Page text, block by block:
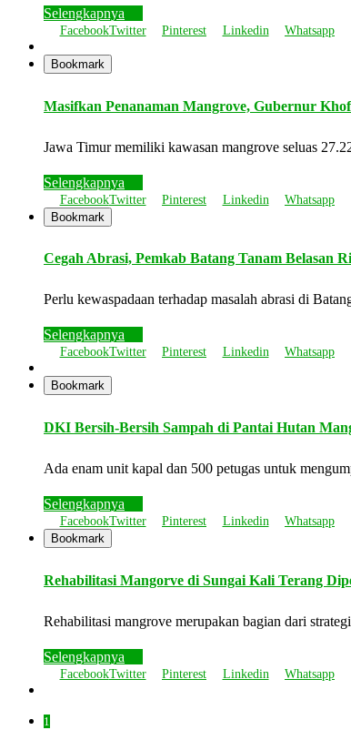
Selengkapnya
FacebookTwitter Pinterest Linkedin Whatsapp
Bookmark
Masifkan Penanaman Mangrove, Gubernur
Jawa Timur memiliki kawasan mangrove seluas
Selengkapnya
FacebookTwitter Pinterest Linkedin
Whatsapp
Bookmark
Cegah Abrasi, Pemkab Batang Tanam Belasan
Perlu kewaspadaan terhadap masalah abrasi di
Selengkapnya
FacebookTwitter Pinterest Linkedin Whatsapp
Bookmark
DKI Bersih-Bersih Sampah di Pantai Hutan
Ada enam unit kapal dan 500 petugas untuk
Selengkapnya
FacebookTwitter Pinterest Linkedin
Whatsapp
Bookmark
Rehabilitasi Mangorve di Sungai Kali Terang
Rehabilitasi mangrove merupakan bagian dari
Selengkapnya
FacebookTwitter Pinterest Linkedin Whatsapp
1